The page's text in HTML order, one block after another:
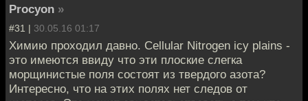
Procyon »
#31 | 30.05.16 01:17
Химию проходил давно. Cellular Nitrogen icy plains -
это имеются ввиду что эти плоские слегка
морщинистые поля состоят из твердого азота?
Интересно, что на этих полях нет следов от